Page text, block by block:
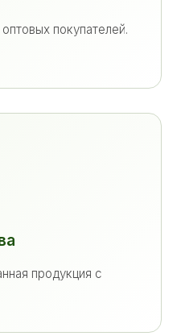
покупателей.
продукция с